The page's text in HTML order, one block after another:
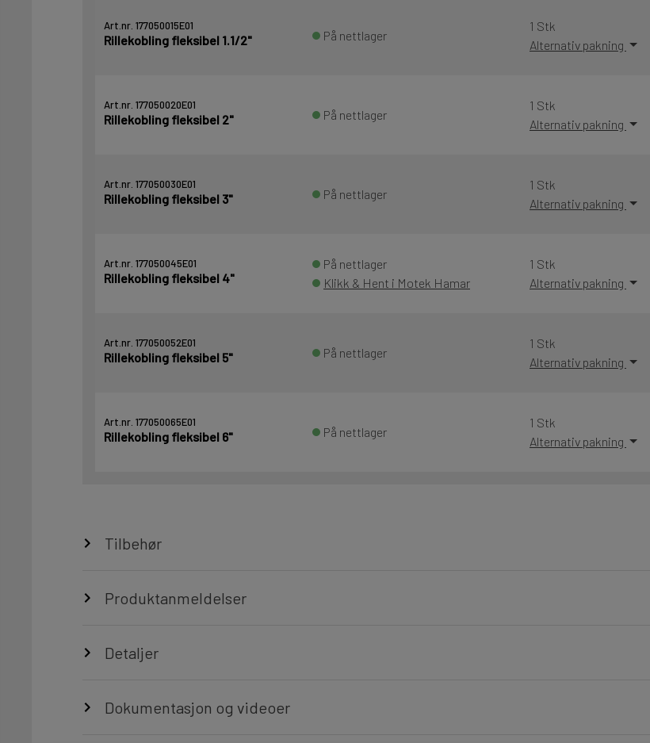
Art.nr. 177050015E01
Rillekobling fleksibel 1.1/2" På nettlager
1 Stk
Alternativ pakning
Art.nr. 177050020E01
Rillekobling fleksibel 2" På nettlager
1 Stk
Alternativ pakning
Art.nr. 177050030E01
Rillekobling fleksibel 3" På nettlager
1 Stk
Alternativ pakning
Art.nr. 177050045E01
Rillekobling fleksibel 4"
På nettlager
Klikk & Hent i Motek Hamar
1 Stk
Alternativ pakning
Art.nr. 177050052E01
Rillekobling fleksibel 5" På nettlager
1 Stk
Alternativ pakning
Art.nr. 177050065E01
Rillekobling fleksibel 6" På nettlager
1 Stk
Alternativ pakning
Tilbehør
Produktanmeldelser
Detaljer
Dokumentasjon og videoer